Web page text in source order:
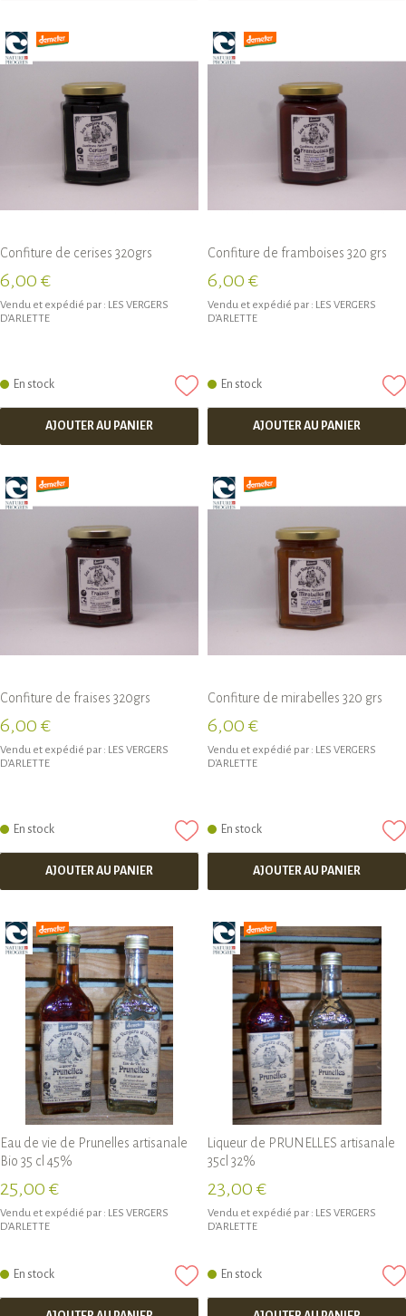
Confiture de cerises 320grs
6,00 €
Vendu et expédié par : LES VERGERS
D'ARLETTE
En stock
AJOUTER AU PANIER
Confiture de framboises 320 grs
6,00 €
Vendu et expédié par : LES VERGERS
D'ARLETTE
En stock
AJOUTER AU PANIER
Confiture de fraises 320grs
6,00 €
Vendu et expédié par : LES VERGERS
D'ARLETTE
En stock
AJOUTER AU PANIER
Confiture de mirabelles 320 grs
6,00 €
Vendu et expédié par : LES VERGERS
D'ARLETTE
En stock
AJOUTER AU PANIER
Eau de vie de Prunelles artisanale
Bio 35 cl 45%
25,00 €
Vendu et expédié par : LES VERGERS
D'ARLETTE
En stock
Liqueur de PRUNELLES artisanale
35cl 32%
23,00 €
Vendu et expédié par : LES VERGERS
D'ARLETTE
En stock